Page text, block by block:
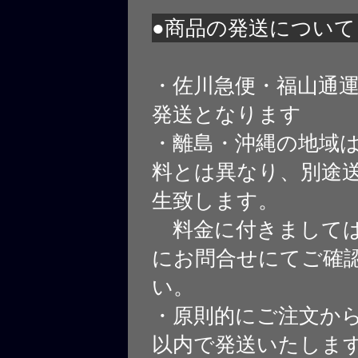
●商品の発送について
・佐川急便・福山通
発送となります
・離島・沖縄の地域
料とは異なり、別途
生致します。
料金に付きまして
にお問合せにてご確
い。
・原則的にご注文か
以内で発送いたしま